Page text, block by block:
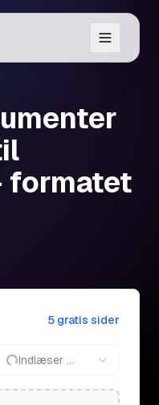
5 gratis sider
Indlæser ...